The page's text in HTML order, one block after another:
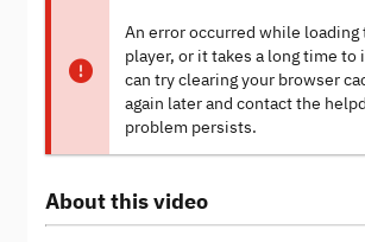
An error occurred while loading
player, or it takes a long time to
can try clearing your browser
again later and contact the
problem persists.
About this video